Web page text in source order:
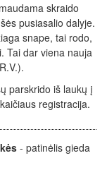
skraido
pusiasalio dalyje.
snape, tai rodo,
Tai dar viena nauja
parskrido iš laukų į
registracija.
- patinėlis gieda